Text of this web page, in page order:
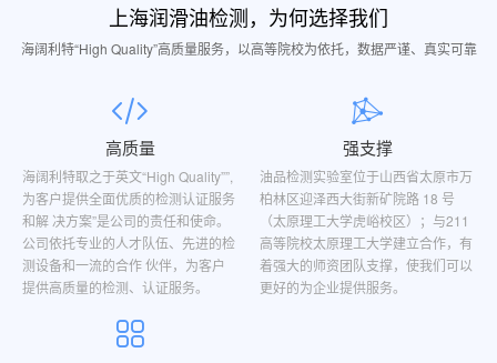
上海润滑油检测，为何选择我们
海阔利特“High Quality”高质量服务，以高等院校为依托，数据严谨、真实可靠
高质量
海阔利特取之于英文“High Quality””,
为客户提供全面优质的检测认证服务
和解 决方案”是公司的责任和使命。
公司依托专业的人才队伍、先进的检
测设备和一流的合作 伙伴，为客户
提供高质量的检测、认证服务。
强支撑
油品检测实验室位于山西省太原市万
柏林区迎泽西大街新矿院路 18 号
（太原理工大学虎峪校区）；与211
高等院校太原理工大学建立合作，有
着强大的师资团队支撑，使我们可以
更好的为企业提供服务。